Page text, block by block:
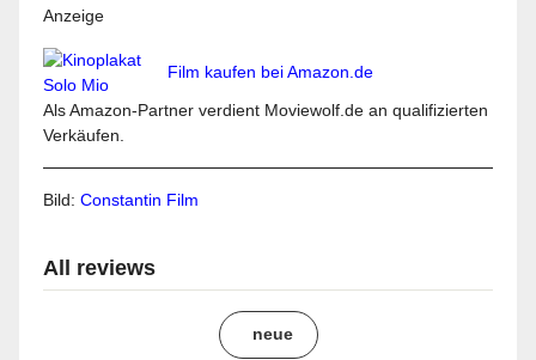
Anzeige
Film kaufen bei Amazon.de
Als Amazon-Partner verdient Moviewolf.de an qualifizierten
Verkäufen.
Bild:Constantin Film
All reviews
neue